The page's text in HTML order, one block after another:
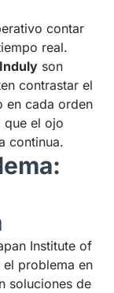
contar
real.
Induly son
contrastar el
en cada orden
el ojo
continua.
Institute of
problema en
soluciones de